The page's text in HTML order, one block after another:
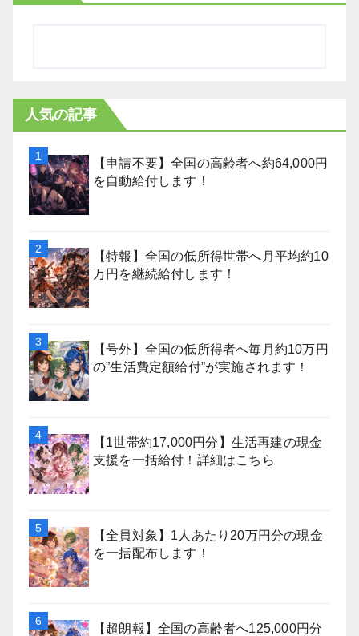
人気の記事
【申請不要】全国の高齢者へ約64,000円
を自動給付します！
【特報】全国の低所得世帯へ月平均約10
万円を継続給付します！
【号外】全国の低所得者へ毎月約10万円
の”生活費定額給付”が実施されます！
【1世帯約17,000円分】生活再建の現金
支援を一括給付！詳細はこちら
【全員対象】1人あたり20万円分の現金
を一括配布します！
【超朗報】全国の高齢者へ125,000円分